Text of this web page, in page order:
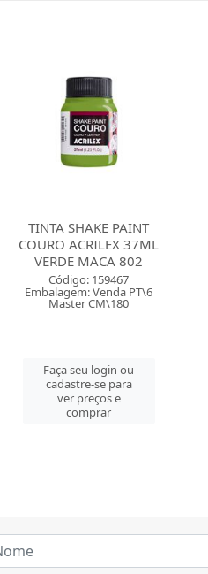
TINTA SHAKE PAINT
COURO ACRILEX 37ML
VINHO 565
Código: 159464
Embalagem: Venda PT\6
Master CM\180
Faça seu login ou
cadastre-se para
ver preços e
comprar